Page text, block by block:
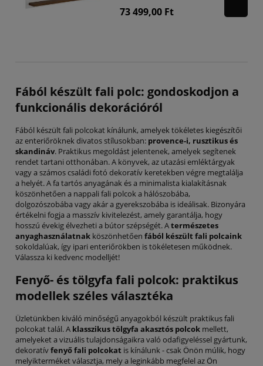
73 499,00 Ft
Fából készült fali polc: gondoskodjon a
funkcionális dekorációról
Fából készült fali polcokat kínálunk, amelyek tökéletes kiegészítői
az enteriőröknek divatos stílusokban: provence-i, rusztikus és
skandináv. Praktikus megoldást jelentenek, amelyek segítenek
rendet tartani otthonában. A könyvek, az utazási emléktárgyak
vagy a számos családi fotó dekoratív keretekben végre megtalálja
a helyét. A fa tartós anyagának és a minimalista kialakításnak
köszönhetően a nappali fali polcok a hálószobába,
dolgozószobába vagy akár a gyerekszobába is ideálisak. Bizonyára
értékelni fogja a masszív kivitelezést, amely garantálja, hogy
hosszú évekig élvezheti a bútor szépségét. Atermészetes
anyaghasználatnak köszönhetően fából készült fali polcaink
sokoldalúak, így ipari enteriőrökben is tökéletesen működnek.
Válassza ki kedvenc modelljét!
Fenyő- és tölgyfa fali polcok: praktikus
modellek széles választéka
Üzletünkben kiváló minőségű anyagokból készült praktikus fali
polcokat talál. A klasszikus tölgyfa akasztós polcok mellett,
amelyeket a vizuális tulajdonságaikra való odafigyeléssel gyártunk,
dekoratívfenyő fali polcokat is kínálunk - csak Önön múlik, hogy
melyikterméket választja, mely a leginkább megfelel az Ön